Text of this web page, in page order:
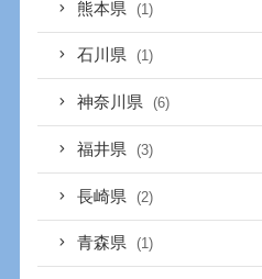
熊本県 (1)
石川県 (1)
神奈川県 (6)
福井県 (3)
長崎県 (2)
青森県 (1)